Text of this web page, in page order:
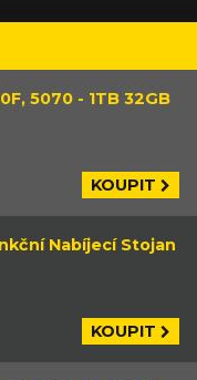
5070 - 1TB 32GB
KOUPIT
Nabíjecí Stojan
KOUPIT